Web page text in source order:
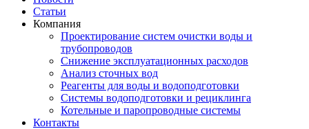
Статьи
Компания
Проектирование систем очистки воды и
трубопроводов
Снижение эксплуатационных расходов
Анализ сточных вод
Реагенты для воды и водоподготовки
Системы водоподготовки и рециклинга
Котельные и паропроводные системы
Контакты